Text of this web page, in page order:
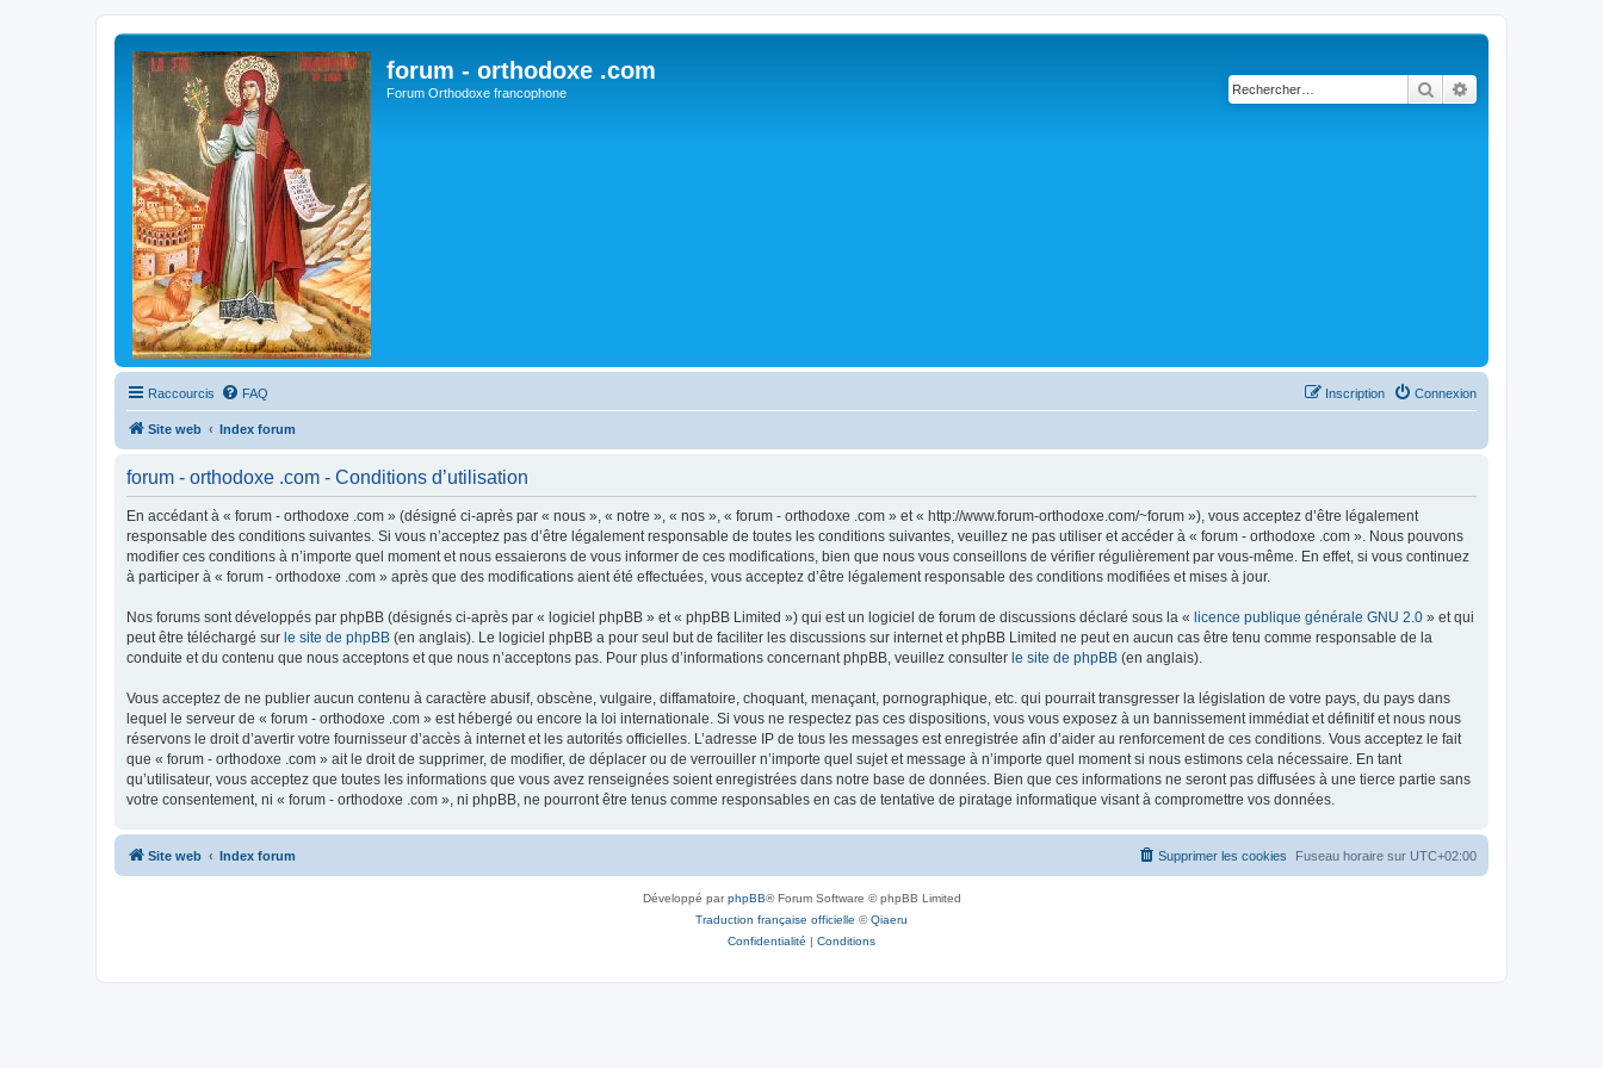
forum - orthodoxe .com
Forum Orthodoxe francophone Rechercher
Raccourcis FAQ Connexion
Inscription
Site web Index forum
forum - orthodoxe .com - Conditions d’utilisation
En accédant à « forum - orthodoxe .com » (désigné ci-après par « nous », « notre », « nos », « forum - orthodoxe .com » et « http://www.forum-orthodoxe.com/~forum »), vous acceptez d’être légalement
responsable des conditions suivantes. Si vous n’acceptez pas d’être légalement responsable de toutes les conditions suivantes, veuillez ne pas utiliser et accéder à « forum - orthodoxe .com ». Nous pouvons
modifier ces conditions à n’importe quel moment et nous essaierons de vous informer de ces modifications, bien que nous vous conseillons de vérifier régulièrement par vous-même. En effet, si vous continuez
à participer à « forum - orthodoxe .com » après que des modifications aient été effectuées, vous acceptez d’être légalement responsable des conditions modifiées et mises à jour.
Nos forums sont développés par phpBB (désignés ci-après par « logiciel phpBB » et « phpBB Limited ») qui est un logiciel de forum de discussions déclaré sous la « licence publique générale GNU 2.0 » et qui
peut être téléchargé sur le site de phpBB (en anglais). Le logiciel phpBB a pour seul but de faciliter les discussions sur internet et phpBB Limited ne peut en aucun cas être tenu comme responsable de la
conduite et du contenu que nous acceptons et que nous n’acceptons pas. Pour plus d’informations concernant phpBB, veuillez consulter le site de phpBB (en anglais).
Vous acceptez de ne publier aucun contenu à caractère abusif, obscène, vulgaire, diffamatoire, choquant, menaçant, pornographique, etc. qui pourrait transgresser la législation de votre pays, du pays dans
lequel le serveur de « forum - orthodoxe .com » est hébergé ou encore la loi internationale. Si vous ne respectez pas ces dispositions, vous vous exposez à un bannissement immédiat et définitif et nous nous
réservons le droit d’avertir votre fournisseur d’accès à internet et les autorités officielles. L’adresse IP de tous les messages est enregistrée afin d’aider au renforcement de ces conditions. Vous acceptez le fait
que « forum - orthodoxe .com » ait le droit de supprimer, de modifier, de déplacer ou de verrouiller n’importe quel sujet et message à n’importe quel moment si nous estimons cela nécessaire. En tant
qu’utilisateur, vous acceptez que toutes les informations que vous avez renseignées soient enregistrées dans notre base de données. Bien que ces informations ne seront pas diffusées à une tierce partie sans
votre consentement, ni « forum - orthodoxe .com », ni phpBB, ne pourront être tenus comme responsables en cas de tentative de piratage informatique visant à compromettre vos données.
Site web Index forum Fuseau horaire sur UTC+02:00
Supprimer les cookies
Développé parphpBB® Forum Software © phpBB Limited
Traduction française officielle ©Qiaeru
Confidentialité | Conditions